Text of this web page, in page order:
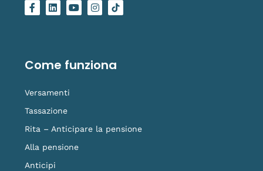
F
a
o
k
L
i
i
n
Y
o
e
I
n
r
a
L
o
i
k
Come funziona
Versamenti
Tassazione
Rita – Anticipare la pensione
Alla pensione
Anticipi